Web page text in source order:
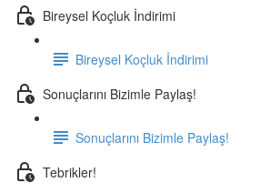
Bireysel Koçluk İndirimi
Bireysel Koçluk İndirimi
Sonuçlarını Bizimle Paylaş!
Sonuçlarını Bizimle Paylaş!
Tebrikler!